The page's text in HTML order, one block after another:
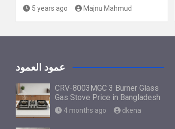
5 years ago Majnu Mahmud
عمود العمود
CRV-8003MGC 3 Burner Glass
Gas Stove Price in Bangladesh
4 months ago dkena